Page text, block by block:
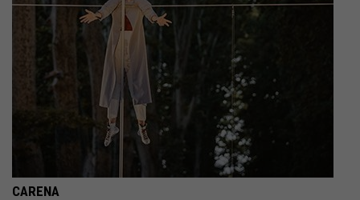
CARENA